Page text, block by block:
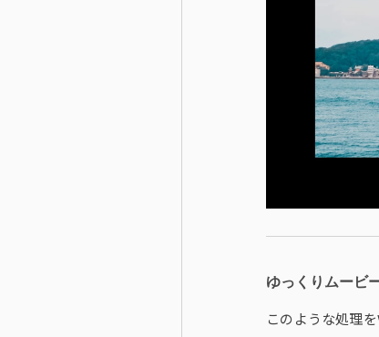
ゆっくりムービ
このような処理